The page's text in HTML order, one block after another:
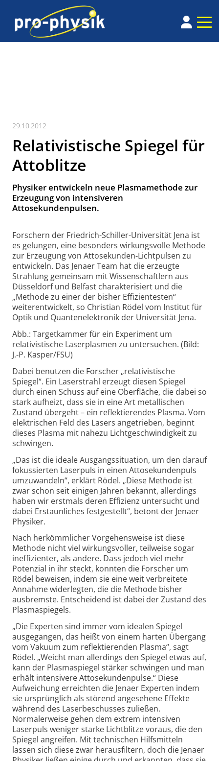
29.10.2012
Relativistische Spiegel für
Attoblitze
Physiker entwickeln neue Plasmamethode zur
Erzeugung von intensiveren
Attosekundenpulsen.
Forschern der Friedrich-Schiller-Universität Jena ist
es gelungen, eine besonders wirkungsvolle Methode
zur Erzeugung von Attosekunden-Lichtpulsen zu
entwickeln. Das Jenaer Team hat die erzeugte
Strahlung gemeinsam mit Wissenschaftlern aus
Düsseldorf und Belfast charakterisiert und die
„Methode zu einer der bisher Effizientesten“
weiterentwickelt, so Christian Rödel vom Institut für
Optik und Quantenelektronik der Universität Jena.
Abb.: Targetkammer für ein Experiment um
relativistische Laserplasmen zu untersuchen. (Bild:
J.-P. Kasper/FSU)
Dabei benutzen die Forscher „relativistische
Spiegel“. Ein Laserstrahl erzeugt diesen Spiegel
durch einen Schuss auf eine Oberfläche, die dabei so
stark aufheizt, dass sie in eine Art metallischen
Zustand übergeht – ein reflektierendes Plasma. Vom
elektrischen Feld des Lasers angetrieben, beginnt
dieses Plasma mit nahezu Lichtgeschwindigkeit zu
schwingen.
„Das ist die ideale Ausgangssituation, um den darauf
fokussierten Laserpuls in einen Attosekundenpuls
umzuwandeln“, erklärt Rödel. „Diese Methode ist
zwar schon seit einigen Jahren bekannt, allerdings
haben wir erstmals deren Effizienz untersucht und
dabei Erstaunliches festgestellt“, betont der Jenaer
Physiker.
Nach herkömmlicher Vorgehensweise ist diese
Methode nicht viel wirkungsvoller, teilweise sogar
ineffizienter, als andere. Dass jedoch viel mehr
Potenzial in ihr steckt, konnten die Forscher um
Rödel beweisen, indem sie eine weit verbreitete
Annahme widerlegten, die die Methode bisher
ausbremste. Entscheidend ist dabei der Zustand des
Plasmaspiegels.
„Die Experten sind immer vom idealen Spiegel
ausgegangen, das heißt von einem harten Übergang
vom Vakuum zum reflektierenden Plasma“, sagt
Rödel. „Weicht man allerdings den Spiegel etwas auf,
kann der Plasmaspiegel stärker schwingen und man
erhält intensivere Attosekundenpulse.“ Diese
Aufweichung erreichten die Jenaer Experten indem
sie ursprünglich als störend angesehene Effekte
während des Laserbeschusses zuließen.
Normalerweise gehen dem extrem intensiven
Laserpuls weniger starke Lichtblitze voraus, die den
Spiegel angreifen. Mit technischen Hilfsmitteln
lassen sich diese zwar herausfiltern, doch die Jenaer